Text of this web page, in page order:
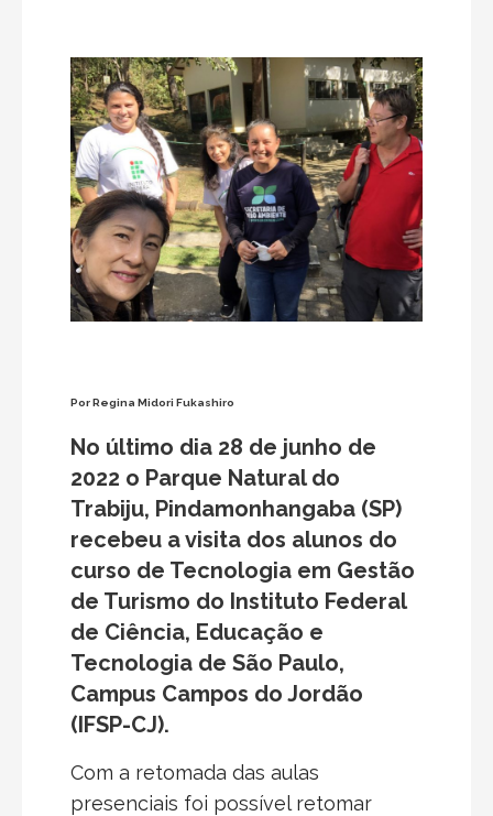
Por Regina Midori Fukashiro
No último dia 28 de junho de
2022 o Parque Natural do
Trabiju, Pindamonhangaba (SP)
recebeu a visita dos alunos do
curso de Tecnologia em Gestão
de Turismo do Instituto Federal
de Ciência, Educação e
Tecnologia de São Paulo,
Campus Campos do Jordão
(IFSP-CJ).
Com a retomada das aulas
presenciais foi possível retomar